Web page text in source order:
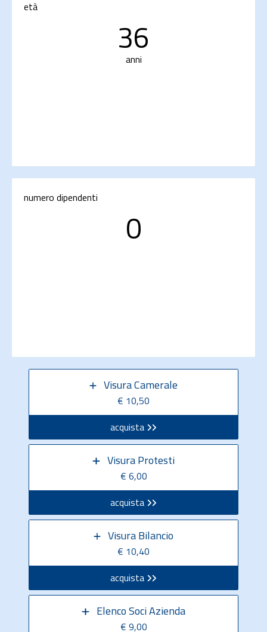
età
36
anni
numero dipendenti
0
Visura Camerale
€ 10,50
acquista
Visura Protesti
€ 6,00
acquista
Visura Bilancio
€ 10,40
acquista
Elenco Soci Azienda
€ 9,00